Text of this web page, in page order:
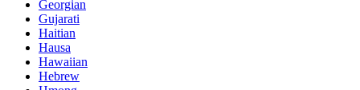
Georgian
Gujarati
Haitian
Hausa
Hawaiian
Hebrew